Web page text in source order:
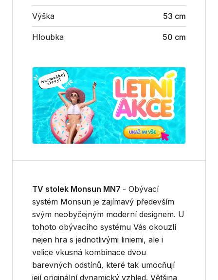
Výška 53 cm
Hloubka 50 cm
TV stolek Monsun MN7 - Obývací
systém Monsun je zajímavý především
svým neobyčejným moderní designem. U
tohoto obývacího systému Vás okouzlí
nejen hra s jednotlivými liniemi, ale i
velice vkusná kombinace dvou
barevných odstínů, které tak umocňují
její originální dynamický vzhled. Většina